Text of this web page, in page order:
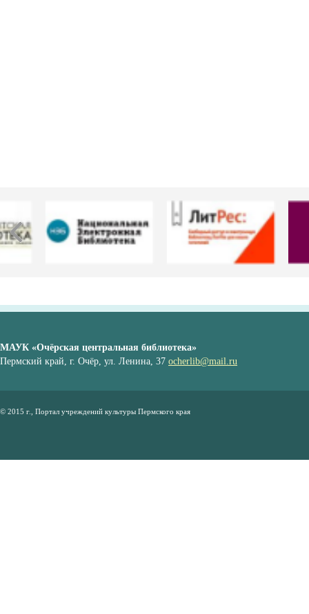
МАУК «Очёрская центральная библиотека»
Пермский край, г. Очёр, ул. Ленина, 37 ocherlib@mail.ru
© 2015 г., Портал учреждений культуры Пермского края